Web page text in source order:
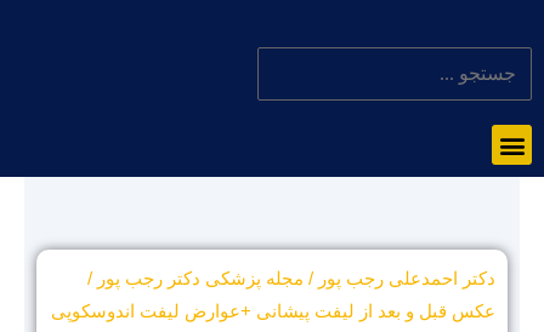
دکتر احمدعلی رجب پور / مجله پزشکی دکتر رجب پور /
عکس قبل و بعد از لیفت پیشانی +عوارض لیفت اندوسکوپی